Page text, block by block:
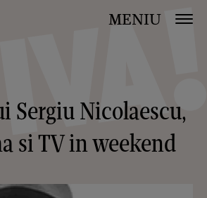
MENIU
Sergiu Nicolaescu,
si TV in weekend